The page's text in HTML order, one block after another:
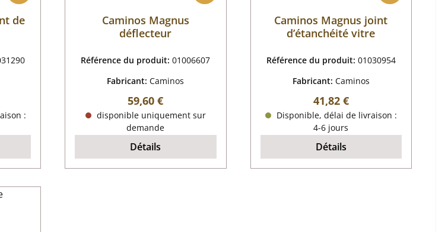
de
:
Caminos Magnus
déflecteur
Référence du produit:01006607
Fabricant:Caminos
Prix régulier :
59,60 €
disponible uniquement sur
demande
Détails
Caminos Magnus joint
d’étanchéité vitre
Référence du produit: 01030954
Fabricant: Caminos
Prix régulier :
41,82 €
Disponible, délai de livraison :
4-6 jours
Détails